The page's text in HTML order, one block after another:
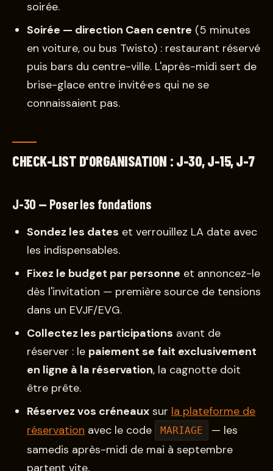
soirée.
Soirée — direction Caen centre (5 minutes
en voiture, ou bus Twisto) : restaurant réservé
puis bars du centre-ville. L'après-midi sert de
brise-glace entre invité·e·s qui ne se
connaissaient pas.
CHECK-LIST D'ORGANISATION : J-30, J-15, J-7
J-30 — Poser les fondations
Sondez les dates et verrouillez LA date avec
les indispensables.
Fixez le budget par personne et annoncez-le
dès l'invitation — première source de tensions
dans un EVJF/EVG.
Collectez les participations avant de
réserver : le paiement se fait exclusivement
en ligne à la réservation, la cagnotte doit
être prête.
Réservez vos créneaux sur la plateforme de
réservation avec le code MARIAGE
— les
samedis après-midi de mai à septembre
partent vite.